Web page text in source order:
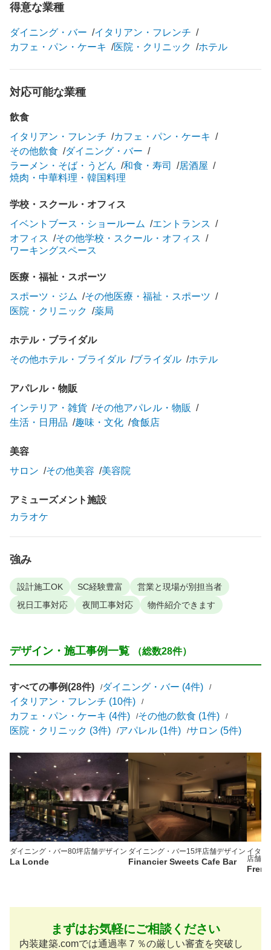
得意な業種
ダイニング・バー
イタリアン・フレンチ
カフェ・パン・ケーキ
医院・クリニック ホテル
対応可能な業種
飲食
イタリアン・フレンチ
カフェ・パン・ケーキ
その他飲食
ダイニング・バー
ラーメン・そば・うどん
和食・寿司
居酒屋
焼肉・中華料理・韓国料理
学校・スクール・オフィス
イベントブース・ショールーム
エントランス
オフィス
その他学校・スクール・オフィス
ワーキングスペース
医療・福祉・スポーツ
スポーツ・ジム
その他医療・福祉・スポーツ
医院・クリニック
薬局
ホテル・ブライダル
その他ホテル・ブライダル
ブライダル ホテル
アパレル・物販
インテリア・雑貨
その他アパレル・物販
生活・日用品
趣味・文化 食飯店
美容
サロン
その他美容 美容院
アミューズメント施設
カラオケ
強み
設計施工OK SC経験豊富
営業と現場が別担当者
祝日工事対応
夜間工事対応 物件紹介できます
デザイン・施工事例一覧 （総数28件）
すべての事例(28件)
ダイニング・バー (4件)
イタリアン・フレンチ (10件)
カフェ・パン・ケーキ (4件)
その他の飲食 (1件)
医院・クリニック (3件)
アパレル (1件) サロン (5件)
ダイニング・バー80坪店舗デザイン
La Londe
ダイニング・バー15坪店舗デザイン
Financier Sweets Cafe Bar
イタリ
店舗デ
まずはお気軽にご相談ください
内装建築.comでは通過率７％の厳しい審査を突破し